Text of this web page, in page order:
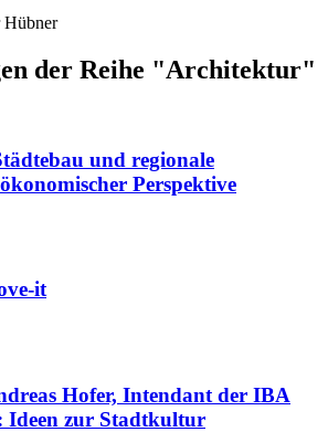
Hübner
der Reihe "Architektur"
und regionale
Perspektive
it
Hofer, Intendant der IBA
Ideen zur Stadtkultur